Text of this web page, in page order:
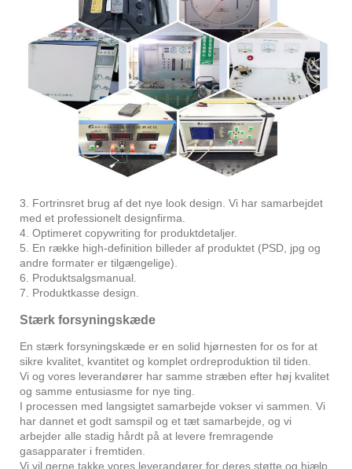
3. Fortrinsret brug af det nye look design. Vi har samarbejdet
med et professionelt designfirma.
4. Optimeret copywriting for produktdetaljer.
5. En række high-definition billeder af produktet (PSD, jpg og
andre formater er tilgængelige).
6. Produktsalgsmanual.
7. Produktkasse design.
Stærk forsyningskæde
En stærk forsyningskæde er en solid hjørnesten for os for at
sikre kvalitet, kvantitet og komplet ordreproduktion til tiden.
Vi og vores leverandører har samme stræben efter høj kvalitet
og samme entusiasme for nye ting.
I processen med langsigtet samarbejde vokser vi sammen. Vi
har dannet et godt samspil og et tæt samarbejde, og vi
arbejder alle stadig hårdt på at levere fremragende
gasapparater i fremtiden.
Vi vil gerne takke vores leverandører for deres støtte og hjælp